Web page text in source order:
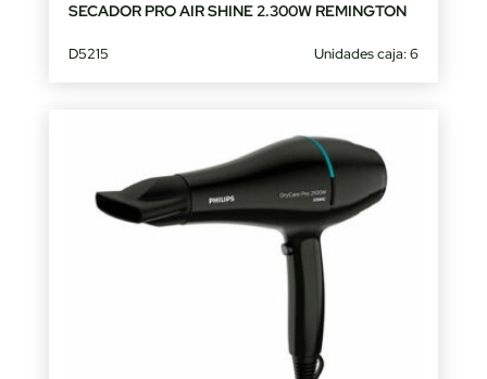
SECADOR PRO AIR SHINE 2.300W REMINGTON
D5215 Unidades caja: 6